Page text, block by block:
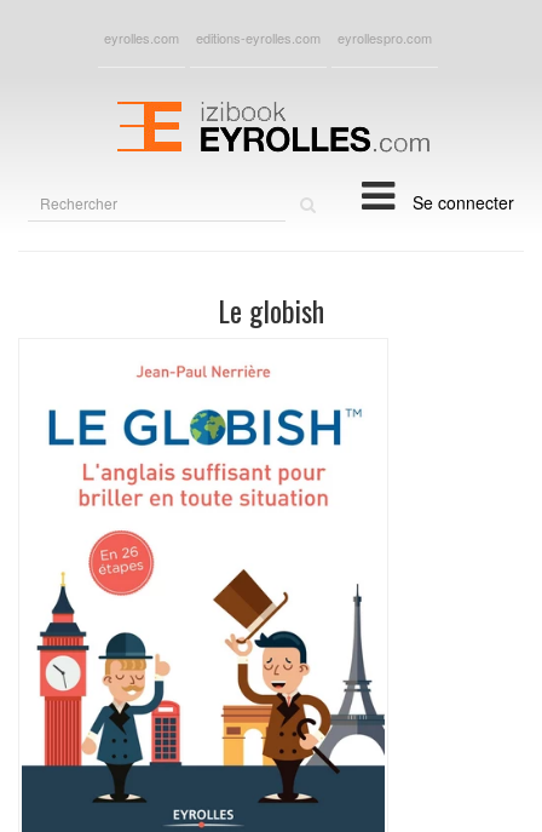
eyrolles.com editions-eyrolles.com eyrollespro.com
Se connecter
Le globish